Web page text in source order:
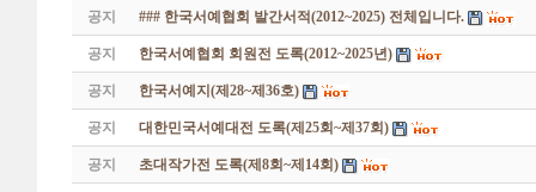
공지 ### 한국서예협회 발간서적(2012~2025) 전체입니다.
공지 한국서예협회 회원전 도록(2012~2025년)
공지 한국서예지(제28~제36호)
공지 대한민국서예대전 도록(제25회~제37회)
공지 초대작가전 도록(제8회~제14회)